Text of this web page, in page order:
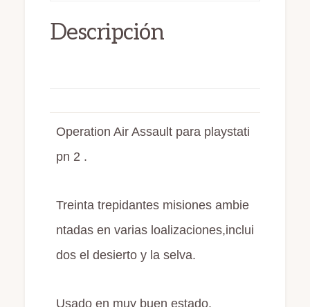
o
k
n
r
Descripción
Operation Air Assault para playstati
pn 2 .
Treinta trepidantes misiones ambie
ntadas en varias loalizaciones,inclui
dos el desierto y la selva.
Usado en muy buen estado.